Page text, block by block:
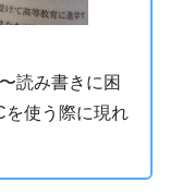
読み書きに困
を使う際に現れ